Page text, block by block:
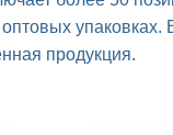
упаковках.
продукция.